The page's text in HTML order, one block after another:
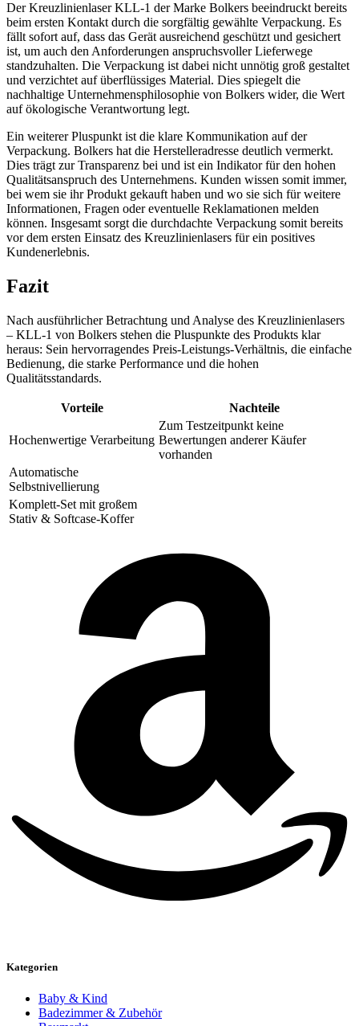
Der Kreuzlinienlaser KLL-1 der Marke Bolkers beeindruckt bereits
beim ersten Kontakt durch die sorgfältig gewählte Verpackung. Es
fällt sofort auf, dass das Gerät ausreichend geschützt und gesichert
ist, um auch den Anforderungen anspruchsvoller Lieferwege
standzuhalten. Die Verpackung ist dabei nicht unnötig groß gestaltet
und verzichtet auf überflüssiges Material. Dies spiegelt die
nachhaltige Unternehmensphilosophie von Bolkers wider, die Wert
auf ökologische Verantwortung legt.
Ein weiterer Pluspunkt ist die klare Kommunikation auf der
Verpackung. Bolkers hat die Herstelleradresse deutlich vermerkt.
Dies trägt zur Transparenz bei und ist ein Indikator für den hohen
Qualitätsanspruch des Unternehmens. Kunden wissen somit immer,
bei wem sie ihr Produkt gekauft haben und wo sie sich für weitere
Informationen, Fragen oder eventuelle Reklamationen melden
können. Insgesamt sorgt die durchdachte Verpackung somit bereits
vor dem ersten Einsatz des Kreuzlinienlasers für ein positives
Kundenerlebnis.
Fazit
Nach ausführlicher Betrachtung und Analyse des Kreuzlinienlasers
– KLL-1 von Bolkers stehen die Pluspunkte des Produkts klar
heraus: Sein hervorragendes Preis-Leistungs-Verhältnis, die einfache
Bedienung, die starke Performance und die hohen
Qualitätsstandards.
Vorteile Nachteile
Hochenwertige Verarbeitung
Zum Testzeitpunkt keine
Bewertungen anderer Käufer
vorhanden
Automatische
Selbstnivellierung
Komplett-Set mit großem
Stativ & Softcase-Koffer
Kategorien
Baby & Kind
Badezimmer & Zubehör